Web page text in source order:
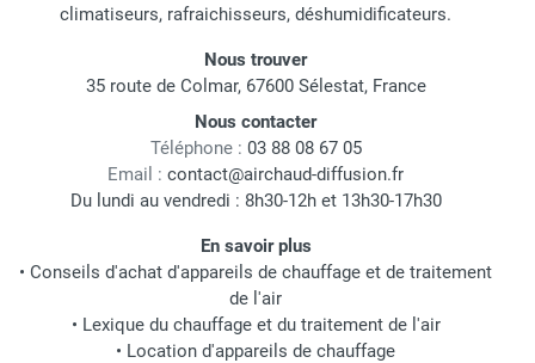
climatiseurs, rafraichisseurs, déshumidificateurs.
Nous trouver
35 route de Colmar, 67600 Sélestat, France
Nous contacter
Téléphone : 03 88 08 67 05
Email : contact@airchaud-diffusion.fr
Du lundi au vendredi : 8h30-12h et 13h30-17h30
En savoir plus
• Conseils d'achat d'appareils de chauffage et de traitement
de l'air
• Lexique du chauffage et du traitement de l'air
• Location d'appareils de chauffage